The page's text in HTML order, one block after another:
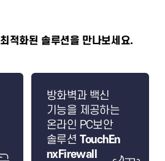
적화된 솔루션을 만나보세요.
방화벽과 백신
기능을 제공하는
온라인 PC보안
솔루션 TouchEn
nxFirewall